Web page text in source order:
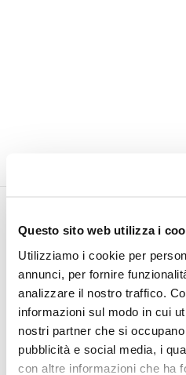
Questo sito web utilizza i
Utilizziamo i cookie per
annunci, per fornire
analizzare il nostro traffico.
informazioni sul modo in cui
nostri partner che si
pubblicità e social media, i
con altre informazioni che ha
Email
Iscriviti gratuitamente
Ho letto e accetto i Termini di